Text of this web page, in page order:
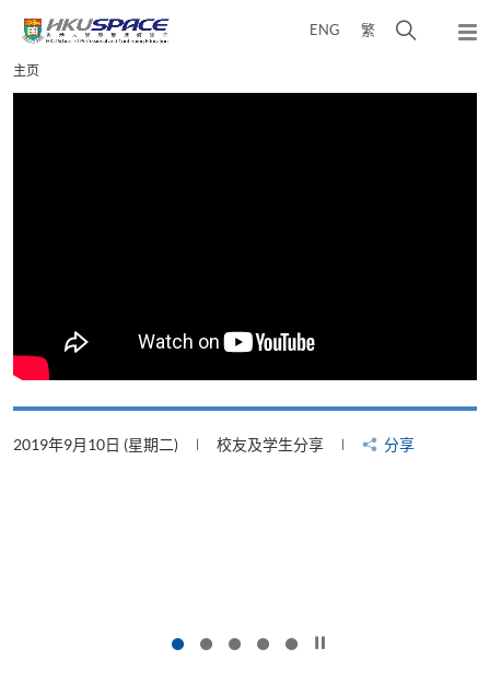
content
ENG 繁
弹
Main
content
主页
2019年9月10日 (星期二) 校友及学生分享 分享